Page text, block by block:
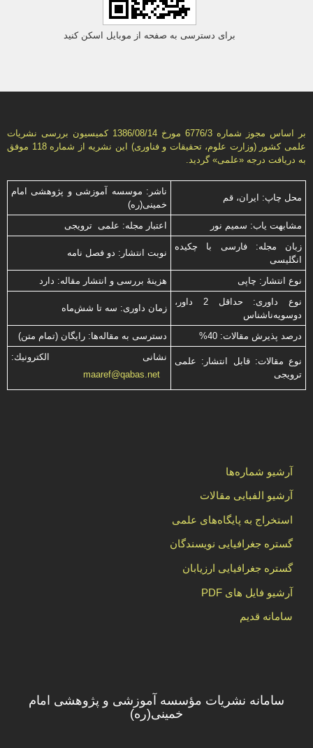
برای دسترسی به صفحه از موبایل اسکن کنید
بر اساس مجوز شماره 6776/3 مورخ 1386/08/14 كمیسیون بررسى نشریات
علمى كشور (وزارت علوم، تحقیقات و فناورى) این نشریه از شماره 118 موفق
به دریافت درجه «علمى» گردید.
محل چاپ: ایران، قم
ناشر: موسسه آموزشی و پژوهشی امام
خمینی(ره)
مشابهت ياب: سميم نور
اعتبار مجله: علمی ترویجی
زبان مجله: فارسی با چكیده
انگلیسی
نوبت انتشار: دو فصل نامه
نوع انتشار: چاپی
هزینۀ بررسی و انتشار مقاله: دارد
نوع داوری: حداقل 2 داور،
دوسویه‌ناشناس
زمان داوری: سه تا شش‌ماه
درصد پذیرش مقالات: 40% دسترسی به مقاله‌ها: رایگان (تمام متن)
نوع مقالات: قابل انتشار: علمی
ترویجی
نشانی الكترونیك:
maaref@qabas.net
آرشیو شماره‌ها
آرشیو الفبایی مقالات
استخراج به پایگاه‌های علمی
گستره جغرافیایی نویسندگان
گستره جغرافیایی ارزیابان
آرشیو فایل های PDF
سامانه قدیم
سامانه نشریات مؤسسه آموزشی و پژوهشی امام
خمینی(ره)